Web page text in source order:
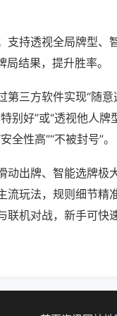
支持透视全局牌型、
结果，提升胜率。
三方软件实现“随意
别好”或“透视他人
性高”“不被封号”。
动出牌、智能选牌极
流玩法，规则细节精
联机对战，新手可